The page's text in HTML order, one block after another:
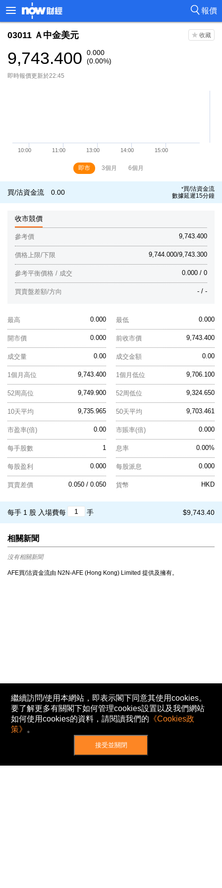
報價
03011 Ａ中金美元
9,743.400
0.000
(0.00%)
即時報價更新於22:45
即市 3個月 6個月
買/沽資金流 0.00 *買/沽資金流
數據延遲15分鐘
收市競價
9,743.400
參考價
9,744.000/9,743.300
價格上限/下限
0.000 / 0
參考平衡價格 / 成交
- / -
買賣盤差額/方向
0.000
最高 0.000
最低
0.000
開市價 9,743.400
前收市價
0.00
成交量 0.00
成交金額
9,743.400
1個月高位 9,706.100
1個月低位
9,749.900
52周高位 9,324.650
52周低位
9,735.965
10天平均 9,703.461
50天平均
0.00
市盈率(倍) 0.000
市賬率(倍)
1
每手股數 0.00%
息率
0.000
每股盈利 0.000
每股派息
0.050 / 0.050
買賣差價 HKD
貨幣
$9,743.40
每手 1 股 入場費每 手
相關新聞
沒有相關新聞
AFE買/沽資金流由 N2N-AFE (Hong Kong) Limited 提供及擁有。
繼續訪問/使用本網站，即表示閣下同意其使用cookies。
要了解更多有關閣下如何管理cookies設置以及我們網站
如何使用cookies的資料，請閱讀我們的 《Cookies政
策》 。
接受並關閉